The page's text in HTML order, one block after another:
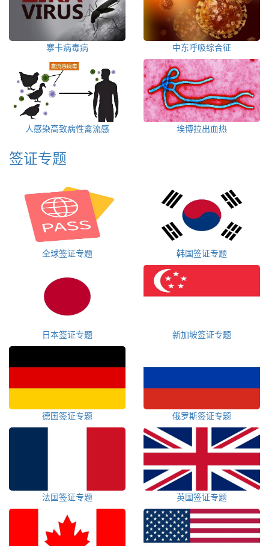
寨卡病毒病 中东呼吸综合征
人感染高致病性禽流感 埃博拉出血热
签证专题
全球签证专题 韩国签证专题
日本签证专题 新加坡签证专题
德国签证专题 俄罗斯签证专题
法国签证专题 英国签证专题